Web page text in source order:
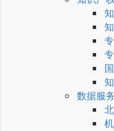
数据服务